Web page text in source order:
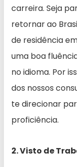
carreira. Seja
retornar ao
de residência
uma boa
no idioma. Por
dos nossos
te direcionar
proficiência.
2. Visto de